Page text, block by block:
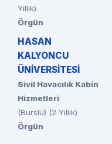
Yıllık)
Örgün
HASAN
KALYONCU
ÜNİVERSİTESİ
Sivil Havacılık Kabin
Hizmetleri
(Burslu) (2 Yıllık)
Örgün